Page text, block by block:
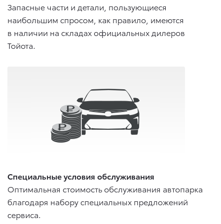
Запасные части и детали, пользующиеся
наибольшим спросом, как правило, имеются
в наличии на складах официальных дилеров
Тойота.
Специальные условия обслуживания
Оптимальная стоимость обслуживания автопарка
благодаря набору специальных предложений
сервиса.